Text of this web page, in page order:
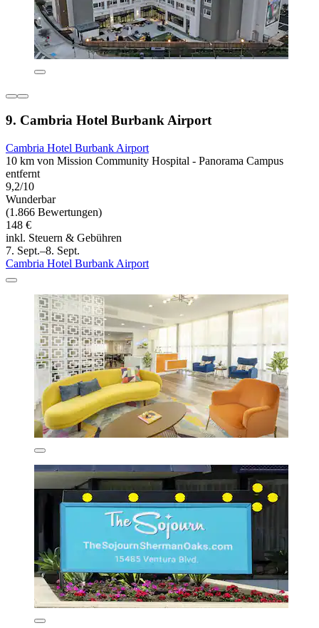
9. Cambria Hotel Burbank Airport
Cambria Hotel Burbank Airport
10 km von Mission Community Hospital - Panorama Campus
entfernt
9,2/10
Wunderbar
(1.866 Bewertungen)
148 €
inkl. Steuern & Gebühren
7. Sept.–8. Sept.
Cambria Hotel Burbank Airport